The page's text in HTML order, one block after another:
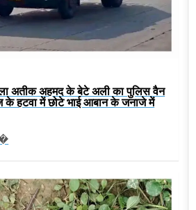
अतीक अहमद के बेटे अली का पुलिस वैन
के हटवा में छोटे भाई आबान के जनाजे में